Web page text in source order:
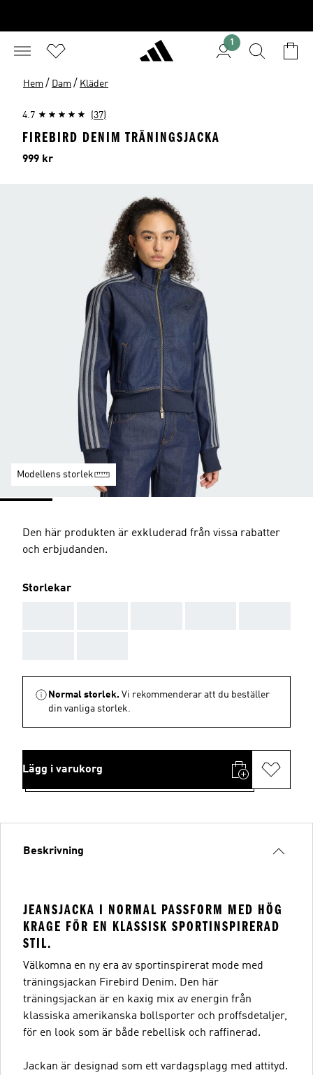
1
Hem / Dam / Kläder
4.7 (37)
FIREBIRD DENIM TRÄNINGSJACKA
Pris
999 kr
Modellens storlek
Den här produkten är exkluderad från vissa rabatter
och erbjudanden.
Storlekar
Normal storlek. Vi rekommenderar att du beställer
din vanliga storlek.
Lägg i varukorg
Beskrivning
JEANSJACKA I NORMAL PASSFORM MED HÖG
KRAGE FÖR EN KLASSISK SPORTINSPIRERAD
STIL.
Välkomna en ny era av sportinspirerat mode med
träningsjackan Firebird Denim. Den här
träningsjackan är en kaxig mix av energin från
klassiska amerikanska bollsporter och proffsdetaljer,
för en look som är både rebellisk och raffinerad.
Jackan är designad som ett vardagsplagg med attityd.